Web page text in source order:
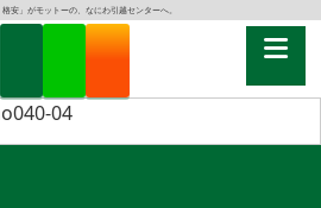
安」がモットーの、なにわ引越センターへ。
04